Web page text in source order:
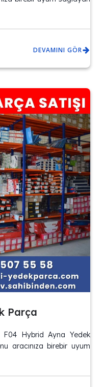
DEVAMINI GÖR
Parça
Hybrid Ayna Yedek
aracınıza birebir uyum